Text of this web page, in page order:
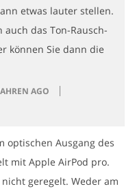
etwas lauter stellen.
das Ton-Rausch-
können Sie dann die
AGO
optischen Ausgang des
mit Apple AirPod pro.
geregelt. Weder am